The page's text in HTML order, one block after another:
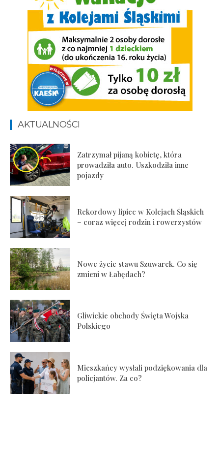
AKTUALNOŚCI
Zatrzymał pijaną kobietę, która
prowadziła auto. Uszkodziła inne
pojazdy
Rekordowy lipiec w Kolejach Śląskich
– coraz więcej rodzin i rowerzystów
Nowe życie stawu Szuwarek. Co się
zmieni w Łabędach?
Gliwickie obchody Święta Wojska
Polskiego
Mieszkańcy wysłali podziękowania dla
policjantów. Za co?